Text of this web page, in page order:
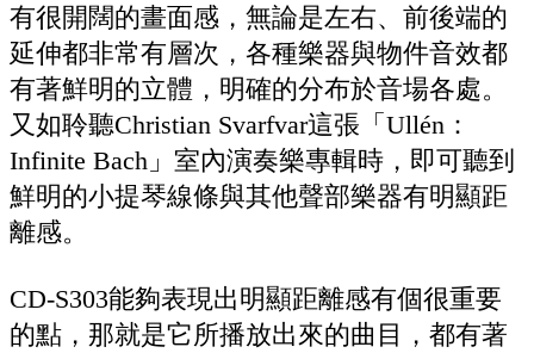
有很開闊的畫面感，無論是左右、前後端的
延伸都非常有層次，各種樂器與物件音效都
有著鮮明的立體，明確的分布於音場各處。
又如聆聽Christian Svarfvar這張「Ullén：
Infinite Bach」室內演奏樂專輯時，即可聽到
鮮明的小提琴線條與其他聲部樂器有明顯距
離感。
CD-S303能夠表現出明顯距離感有個很重要
的點，那就是它所播放出來的曲目，都有著